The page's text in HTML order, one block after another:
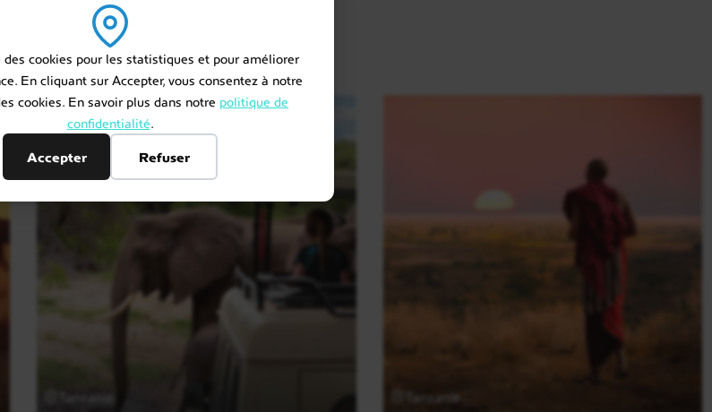
cookies pour les statistiques et pour améliorer
En cliquant sur Accepter, vous consentez à notre
cookies. En savoir plus dans notre politique de
confidentialité.
Accepter
Refuser
en Tanzanie
Tanzanie